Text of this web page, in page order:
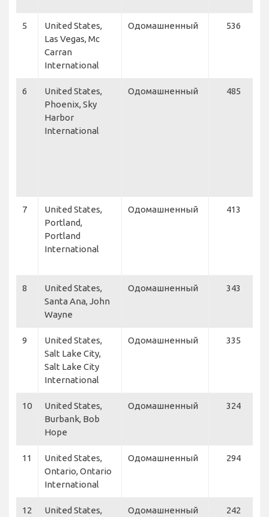
5
United States,
Las Vegas, Mc
Carran
International
Одомашненный 536
6
United States,
Phoenix, Sky
Harbor
International
Одомашненный 485
7
United States,
Portland,
Portland
International
Одомашненный 413
8
United States,
Santa Ana, John
Wayne
Одомашненный 343
9
United States,
Salt Lake City,
Salt Lake City
International
Одомашненный 335
10
United States,
Burbank, Bob
Hope
Одомашненный 324
11
United States,
Ontario, Ontario
International
Одомашненный 294
12
United States,
Одомашненный 242